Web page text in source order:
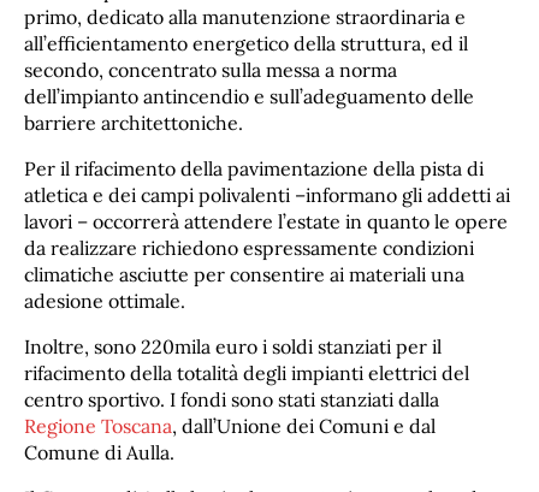
primo, dedicato alla manutenzione straordinaria e
all’efficientamento energetico della struttura, ed il
secondo, concentrato sulla messa a norma
dell’impianto antincendio e sull’adeguamento delle
barriere architettoniche.
Per il rifacimento della pavimentazione della pista di
atletica e dei campi polivalenti –informano gli addetti ai
lavori – occorrerà attendere l’estate in quanto le opere
da realizzare richiedono espressamente condizioni
climatiche asciutte per consentire ai materiali una
adesione ottimale.
Inoltre, sono 220mila euro i soldi stanziati per il
rifacimento della totalità degli impianti elettrici del
centro sportivo. I fondi sono stati stanziati dalla
Regione Toscana, dall’Unione dei Comuni e dal
Comune di Aulla.